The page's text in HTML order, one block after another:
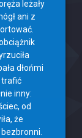
leżały
ani z
dłońmi
trafić
inny:
od
że